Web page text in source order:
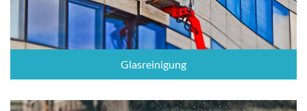
Glasreinigung